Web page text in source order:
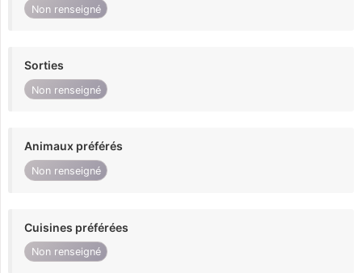
Non renseigné
Sorties
Non renseigné
Animaux préférés
Non renseigné
Cuisines préférées
Non renseigné